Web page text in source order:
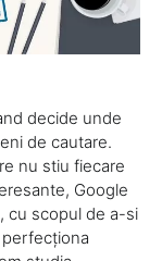
decide unde
de cautare.
nu stiu fiecare
Google
cu scopul de a-si